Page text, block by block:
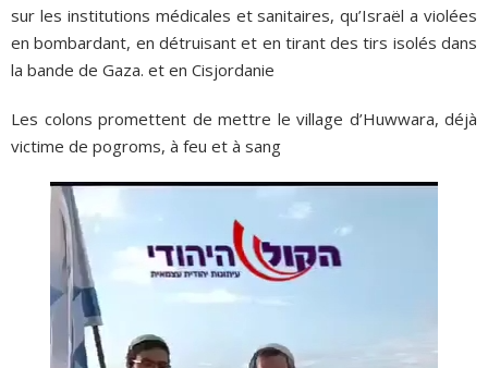
sur les institutions médicales et sanitaires, qu’Israël a violées
en bombardant, en détruisant et en tirant des tirs isolés dans
la bande de Gaza. et en Cisjordanie
Les colons promettent de mettre le village d’Huwwara, déjà
victime de pogroms, à feu et à sang